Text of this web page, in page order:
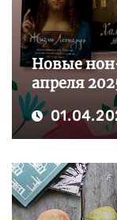
Новые
апреля